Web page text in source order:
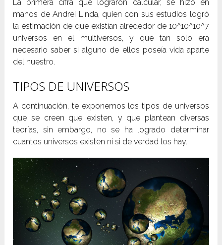
La primera cifra que lograron calcular, se hizo en
manos de Andrei Linda, quien con sus estudios logró
la estimación de que existían alrededor de 10^10^10^7
universos en el multiversos, y que tan solo era
necesario saber si alguno de ellos poseía vida aparte
del nuestro.
TIPOS DE UNIVERSOS
A continuación, te exponemos los tipos de universos
que se creen que existen, y que plantean diversas
teorías, sin embargo, no se ha logrado determinar
cuantos universos existen ni si de verdad los hay.